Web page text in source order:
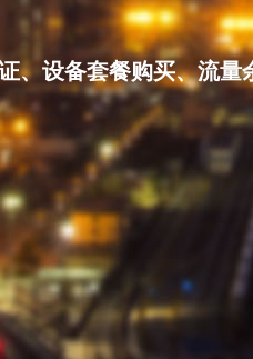
、设备套餐购买、流量
辆的信息进行有效利用
监管提供综合服务...
设备从运动监测向健康
愈发走向成熟...